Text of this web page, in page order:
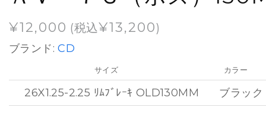
¥12,000 (税込¥13,200)
ブランド:CD
サイズ
26X1.25-2.25 ﾘﾑﾌﾞﾚｰｷ OLD130MM
カラー
ブラック